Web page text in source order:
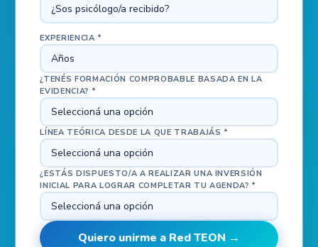
EXPERIENCIA *
¿TENÉS FORMACIÓN COMPROBABLE BASADA EN LA
EVIDENCIA? *
LÍNEA TEÓRICA DESDE LA QUE TRABAJÁS *
¿ESTÁS DISPUESTO/A A REALIZAR UNA INVERSIÓN
INICIAL PARA LOGRAR COMPLETAR TU AGENDA? *
Quiero unirme a Red TEON →